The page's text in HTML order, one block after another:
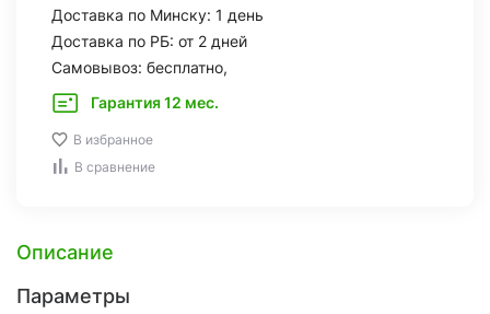
Доставка по Минску: 1 день
Доставка по РБ: от 2 дней
Самовывоз: бесплатно,
Гарантия 12 мес.
В избранное
В сравнение
Описание
Параметры